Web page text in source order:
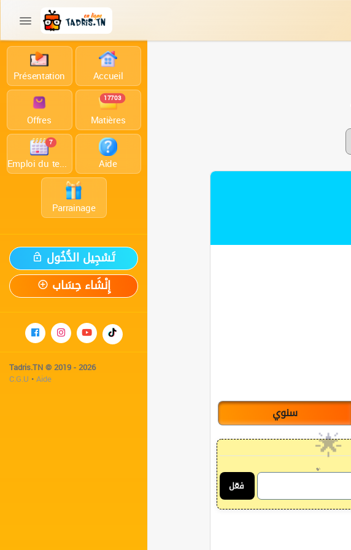
Présentation Accueil
Offres Matières
17703
Emploi du temps
7
Aide
Parrainage
تَسْجِيل الدُّخُول
إِنْشَاء حِسَاب
Tadris.TN © 2019 - 2026
C.G.U •Aide
سنوي
فعّل